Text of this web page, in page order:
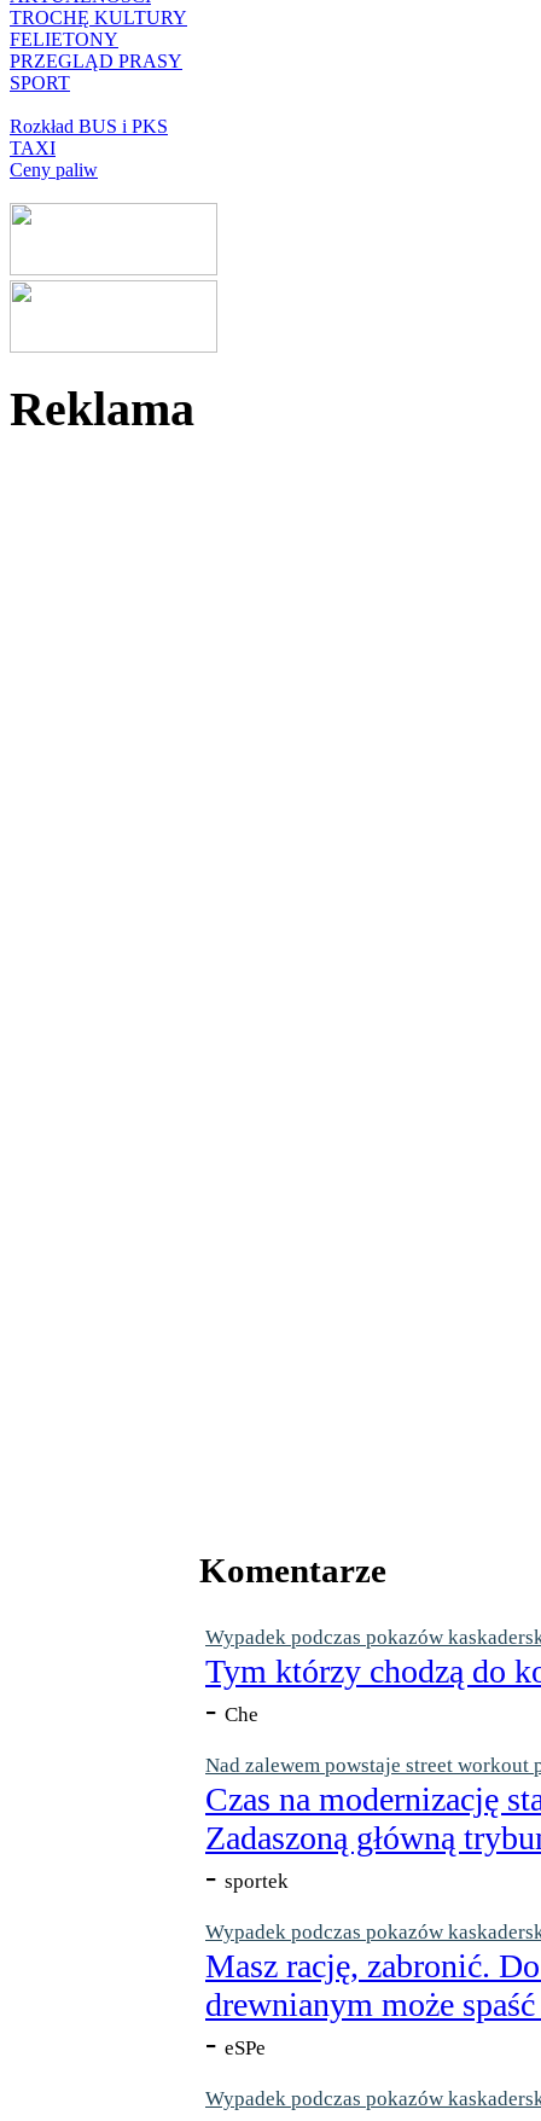
TROCHĘ KULTURY
FELIETONY
PRZEGLĄD PRASY
SPORT
Rozkład BUS i PKS
TAXI
Ceny paliw
Reklama
Komentarze
Wypadek podczas pokazów
Tym którzy chodzą do
- Che
Nad zalewem powstaje street workout
Czas na modernizację
Zadaszoną główną
- sportek
Wypadek podczas pokazów
Masz rację, zabronić.
drewnianym może
- eSPe
Wypadek podczas pokazów